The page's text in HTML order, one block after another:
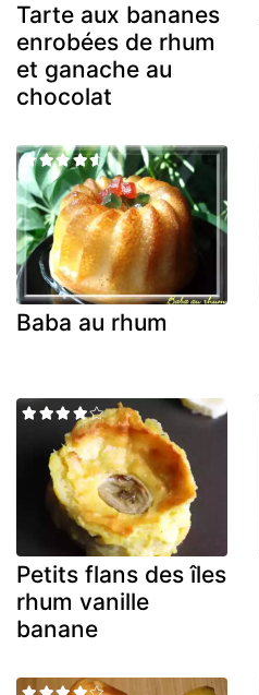
Tarte aux bananes
enrobées de rhum
et ganache au
chocolat
Baba au rhum
Petits flans des îles
rhum vanille
banane